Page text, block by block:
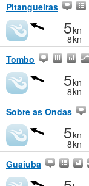
Pitangueiras
5kn
8kn
Tombo
5kn
8kn
Sobre as Ondas
5kn
8kn
Guaiuba